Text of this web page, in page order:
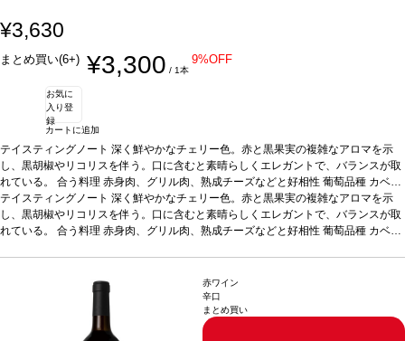
¥3,630
まとめ買い(6+) ¥3,300 / 1本
9%OFF
お気に
入り登
録
カートに追加
テイスティングノート 深く鮮やかなチェリー色。赤と黒果実の複雑なアロマを示
し、黒胡椒やリコリスを伴う。口に含むと素晴らしくエレガントで、バランスが取
れている。 合う料理 赤身肉、グリル肉、熟成チーズなどと好相性 葡萄品種 カベル
ネ・ソーヴィニヨン *本ヴィンテージが在庫切れの場合、在庫があり価格が同様の
場合は自動的に次のヴィンテージに変更されます、ご了承ください。
テイスティングノート 深く鮮やかなチェリー色。赤と黒果実の複雑なアロマを示
し、黒胡椒やリコリスを伴う。口に含むと素晴らしくエレガントで、バランスが取
れている。 合う料理 赤身肉、グリル肉、熟成チーズなどと好相性 葡萄品種 カベル
赤ワイン
辛口
まとめ買い